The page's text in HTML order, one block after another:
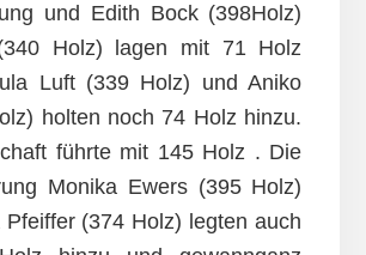
und Edith Bock (398Holz)
Holz) lagen mit 71 Holz
Luft (339 Holz) und Aniko
holten noch 74 Holz hinzu.
führte mit 145 Holz . Die
Monika Ewers (395 Holz)
Pfeiffer (374 Holz) legten auch